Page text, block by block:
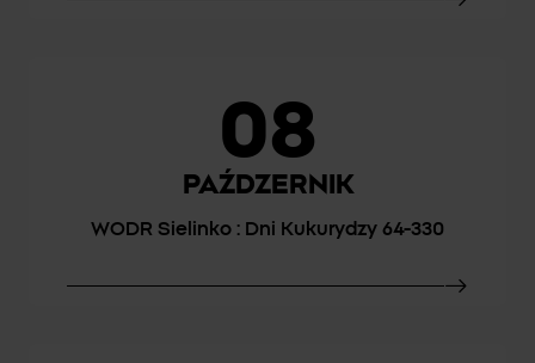
08
PAŹDZERNIK
WODR Sielinko : Dni Kukurydzy 64-330